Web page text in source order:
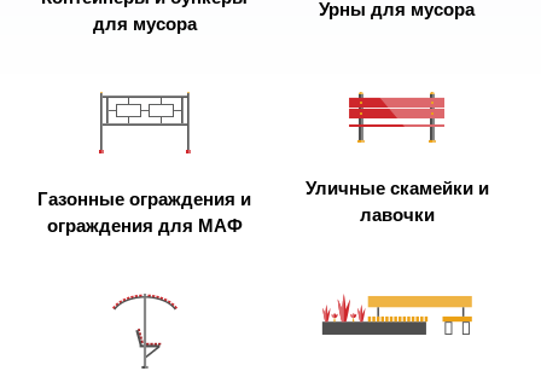
для мусора
Урны для мусора
Газонные ограждения и
ограждения для МАФ
Уличные скамейки и
лавочки